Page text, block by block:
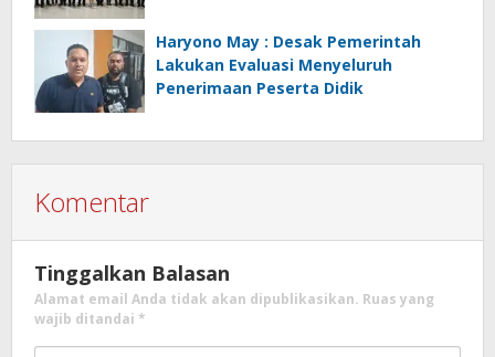
Haryono May : Desak Pemerintah
Lakukan Evaluasi Menyeluruh
Penerimaan Peserta Didik
Komentar
Tinggalkan Balasan
Alamat email Anda tidak akan dipublikasikan. Ruas yang
wajib ditandai *